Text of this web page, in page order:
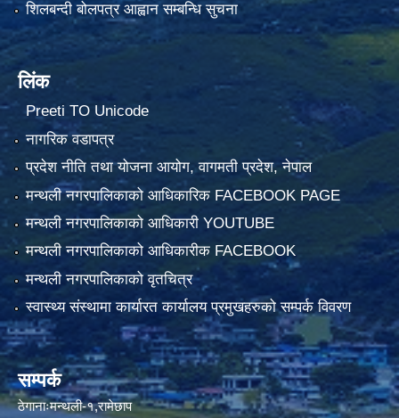
शिलबन्दी बोलपत्र आह्वान सम्बन्धि सुचना
लिंक
Preeti TO Unicode
नागरिक वडापत्र
प्रदेश नीति तथा योजना आयोग, वागमती प्रदेश, नेपाल
मन्थली नगरपालिकाको आधिकारिक FACEBOOK PAGE
मन्थली नगरपालिकाको आधिकारी YOUTUBE
मन्थली नगरपालिकाको आधिकारीक FACEBOOK
मन्थली नगरपालिकाको वृतचित्र
स्वास्थ्य संस्थामा कार्यारत कार्यालय प्रमुखहरुको सम्पर्क विवरण
सम्पर्क
ठेगानाःमन्थली-१,रामेछाप